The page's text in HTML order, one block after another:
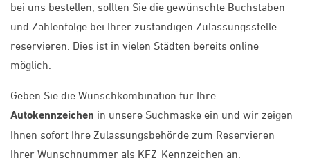
bei uns bestellen, sollten Sie die gewünschte Buchstaben-
und Zahlenfolge bei Ihrer zuständigen Zulassungsstelle
reservieren. Dies ist in vielen Städten bereits online
möglich.
Geben Sie die Wunschkombination für Ihre
Autokennzeichen in unsere Suchmaske ein und wir zeigen
Ihnen sofort Ihre Zulassungsbehörde zum Reservieren
Ihrer Wunschnummer als KFZ-Kennzeichen an.